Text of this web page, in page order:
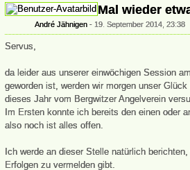
Mal wieder
André Jähnigen 19. September 2014, 23:38
Servus,
da leider aus unserer einwöchigen Session
geworden ist, werden wir morgen unser
dieses Jahr vom Bergwitzer Angelverein
Im Ersten konnte ich bereits den einen oder
also noch ist alles offen.
Ich werde an dieser Stelle natürlich
Erfolgen zu vermelden gibt.